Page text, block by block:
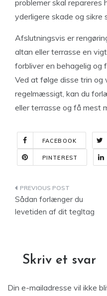
problemer skal repareres
yderligere skade og sikre
Afslutningsvis er
altan eller terrasse en
forbliver en behagelig og
Ved at følge disse trin og
regelmæssigt, kan du
eller terrasse og få mest
FACEBOOK
PINTEREST
Sådan forlænger du
levetiden af dit tegltag
Skriv et svar
Din e-mailadresse vil ikke